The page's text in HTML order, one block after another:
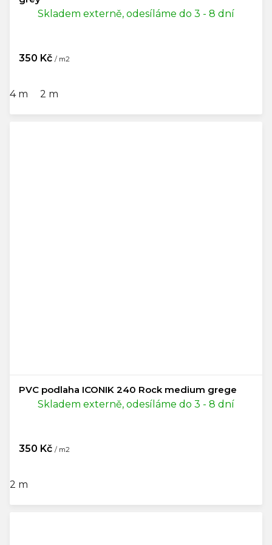
Skladem externě, odesíláme do 3 - 8 dní
350 Kč / m2
4 m 2 m
PVC podlaha ICONIK 240 Rock medium grege
Skladem externě, odesíláme do 3 - 8 dní
350 Kč / m2
2 m